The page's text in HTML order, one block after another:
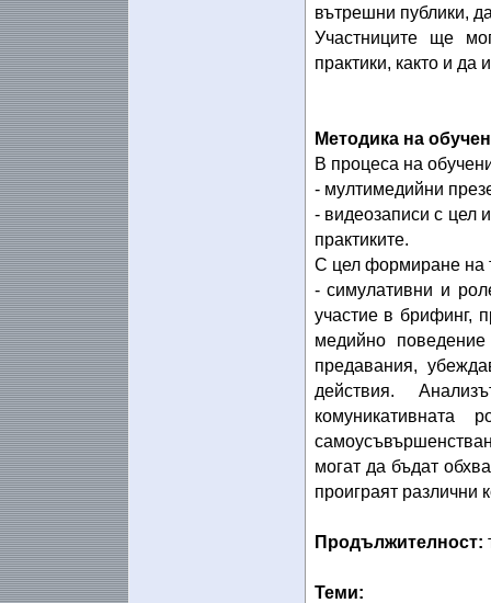
вътрешни публики,
Участниците ще
практики, както и да
Методика на
В процеса на
- мултимедийни
- видеозаписи с цел
практиките.
С цел формиране на
- симулативни и
участие в брифинг,
медийно
предавания,
действия.
могат да бъдат
проиграят различни
Продължителност:
Теми: